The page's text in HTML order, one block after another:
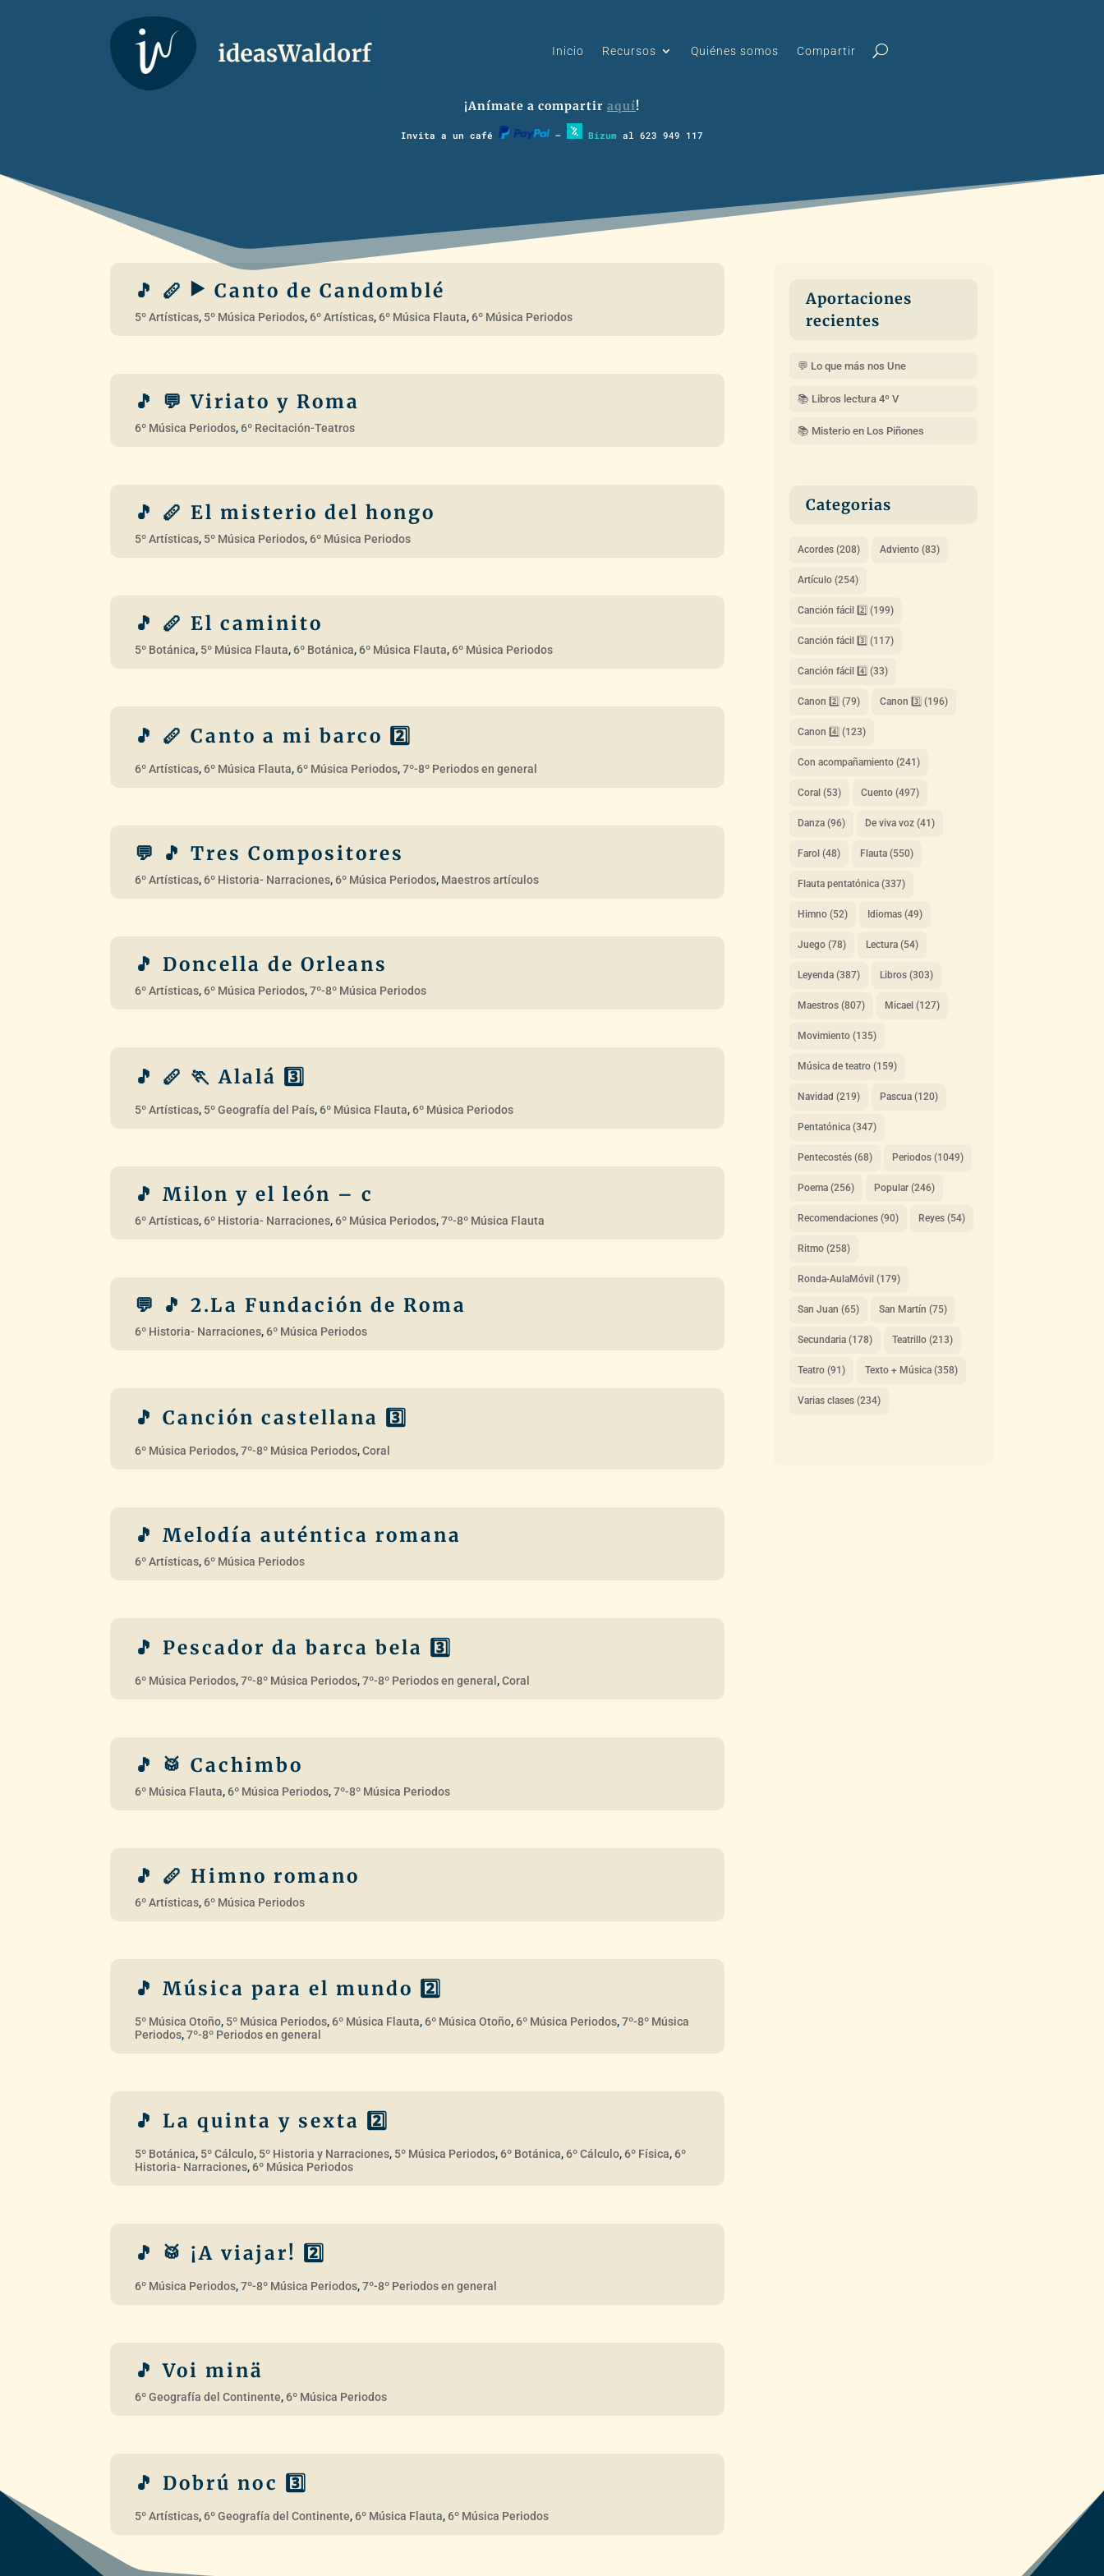
Inicio Recursos Quiénes somos Compartir
¡Anímate a compartir aquí!
Invita a un café – Bizum al 623 949 117
Aportaciones
recientes
💬 Lo que más nos Une
📚 Libros lectura 4º V
📚 Misterio en Los Piñones
Categorias
Acordes(208) Adviento(83)
Artículo(254)
Canción fácil 2️⃣ (199)
Canción fácil 3️⃣ (117)
Canción fácil 4️⃣ (33)
Canon 2️⃣ (79) Canon 3️⃣ (196)
Canon 4️⃣ (123)
Con acompañamiento(241)
Coral (53) Cuento(497)
Danza(96) De viva voz(41)
Farol (48) Flauta(550)
Flauta pentatónica(337)
Himno(52) Idiomas(49)
Juego(78) Lectura(54)
Leyenda(387) Libros(303)
Maestros(807) Micael (127)
Movimiento(135)
Música de teatro(159)
Navidad (219) Pascua(120)
Pentatónica(347)
Pentecostés(68) Periodos(1049)
Poema(256) Popular(246)
Recomendaciones(90) Reyes(54)
Ritmo(258)
Ronda-AulaMóvil (179)
San Juan (65) San Martín (75)
Secundaria(178) Teatrillo(213)
Teatro(91) Texto + Música(358)
Varias clases(234)